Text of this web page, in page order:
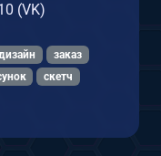
(VK)
заказ
скетч